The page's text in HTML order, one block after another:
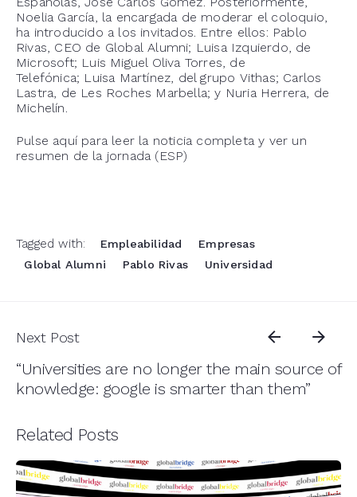
Noelia García, la encargada de moderar el coloquio,
ha introducido a los invitados. Entre ellos: Pablo
Rivas, CEO de Global Alumni; Luisa Izquierdo, de
Microsoft; Luis Miguel Oliva Torres, de
Telefónica; Luisa Martínez, del grupo Vithas; Carlos
Lastra, de Les Roches Marbella; y Nuria Herrera, de
Michelín.
Pulse aquí para leer la noticia completa y ver un
resumen de la jornada (ESP)
Tagged with: Empleabilidad
Empresas
Global Alumni
Pablo Rivas Universidad
Next Post
“Universities are no longer the main source of
knowledge: google is smarter than them”
Related Posts